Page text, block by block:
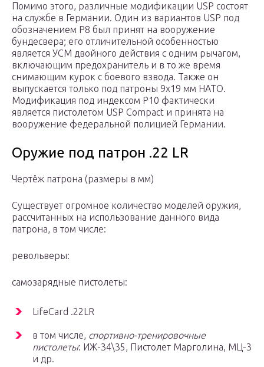
Помимо этого, различные модификации USP состоят
на службе в Германии. Один из вариантов USP под
обозначением P8 был принят на вооружение
бундесвера; его отличительной особенностью
является УСМ двойного действия с одним рычагом,
включающим предохранитель и в то же время
снимающим курок с боевого взвода. Также он
выпускается только под патроны 9х19 мм НАТО.
Модификация под индексом P10 фактически
является пистолетом USP Compact и принята на
вооружение федеральной полицией Германии.
Оружие под патрон .22 LR
Чертёж патрона (размеры в мм)
Существует огромное количество моделей оружия,
рассчитанных на использование данного вида
патрона, в том числе:
револьверы:
самозарядные пистолеты:
LifeCard .22LR
в том числе, спортивно-тренировочные
пистолеты: ИЖ-34\35, Пистолет Марголина, МЦ-3
и др.